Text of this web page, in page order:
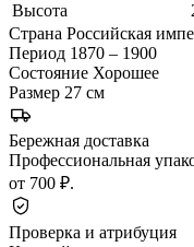
Высота
Страна Российская
Период 1870 – 1900
Состояние Хорошее
Размер 27 см
Бережная доставка
Профессиональная
от 700 ₽.
Проверка и атрибуция